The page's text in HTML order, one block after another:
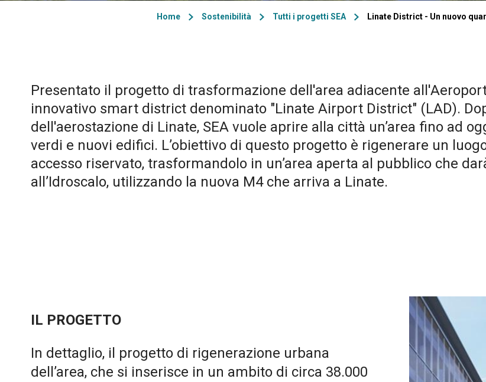
Home Sostenibilità Tutti i progetti SEA Linate District - Un nuovo
Presentato il progetto di trasformazione dell'area adiacente
innovativo smart district denominato "Linate Airport District" (LAD).
dell'aerostazione di Linate, SEA vuole aprire alla città un’area fino ad
verdi e nuovi edifici. L’obiettivo di questo progetto è rigenerare un
accesso riservato, trasformandolo in un’area aperta al pubblico che
all’Idroscalo, utilizzando la nuova M4 che arriva a Linate.
IL PROGETTO
In dettaglio, il progetto di rigenerazione urbana
dell’area, che si inserisce in un ambito di circa 38.000